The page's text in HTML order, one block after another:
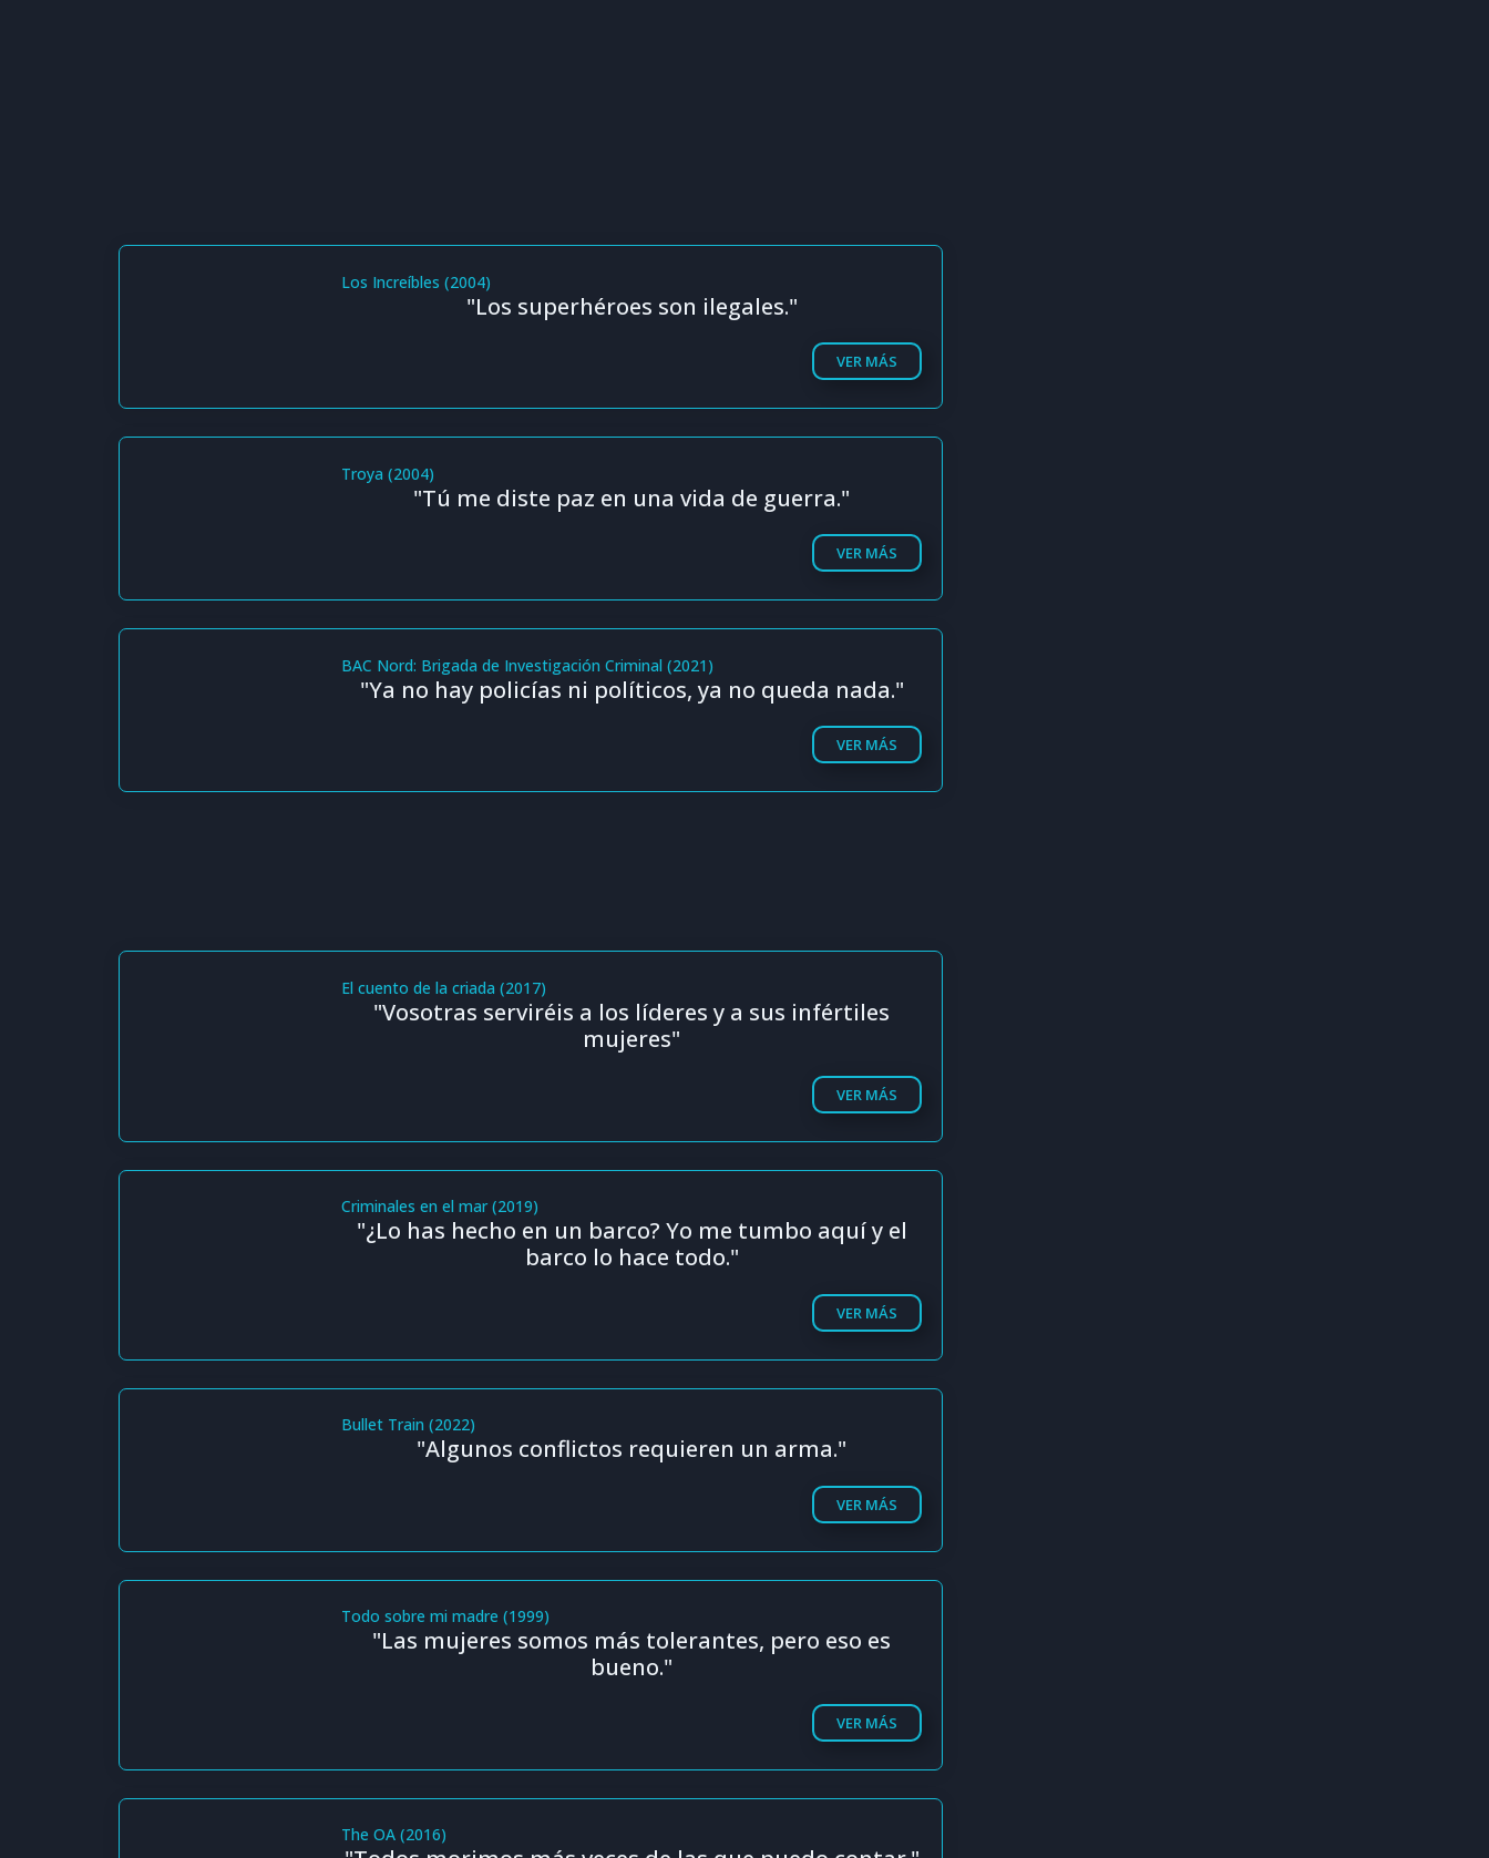
Los Increíbles (2004)
"Los superhéroes son ilegales."
VER MÁS
Troya (2004)
"Tú me diste paz en una vida de guerra."
VER MÁS
BAC Nord: Brigada de Investigación Criminal (2021)
"Ya no hay policías ni políticos, ya no queda nada."
VER MÁS
El cuento de la criada (2017)
"Vosotras serviréis a los líderes y a sus infértiles
mujeres"
VER MÁS
Criminales en el mar (2019)
"¿Lo has hecho en un barco? Yo me tumbo aquí y el
barco lo hace todo."
VER MÁS
Bullet Train (2022)
"Algunos conflictos requieren un arma."
VER MÁS
Todo sobre mi madre (1999)
"Las mujeres somos más tolerantes, pero eso es
bueno."
VER MÁS
The OA (2016)